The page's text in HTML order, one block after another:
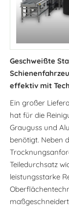
Geschweißte
effektiv mit
Ein großer
hat für die
Grauguss und
benötigt. Neben
Teiledurchsatz
leistungsstarke